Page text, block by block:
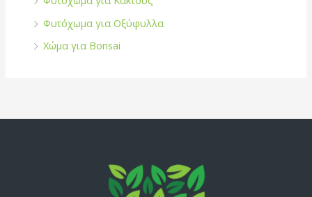
Φυτόχωμα για Οξύφυλλα
Χώμα για Bonsai